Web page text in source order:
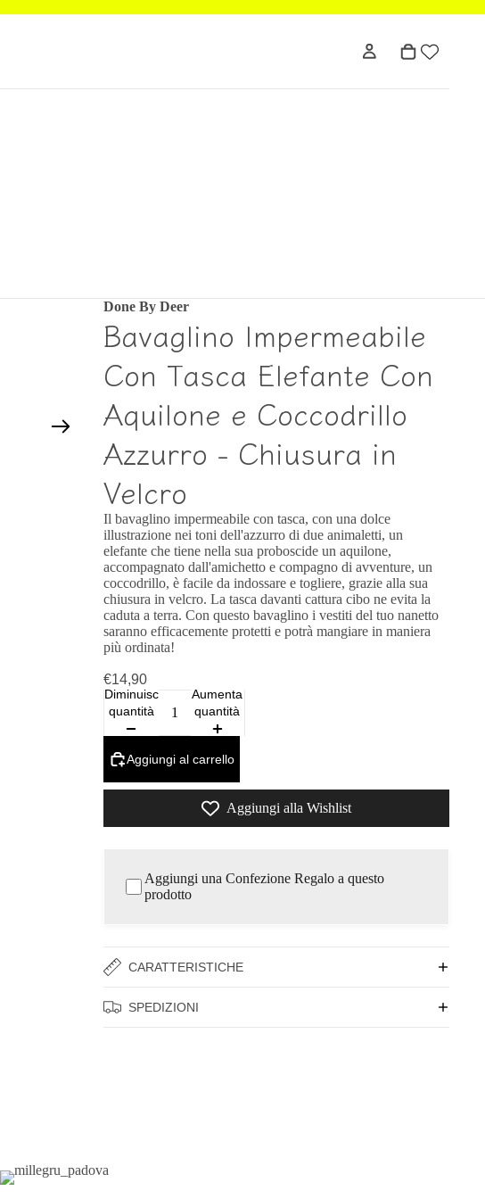
Done By Deer
Bavaglino Impermeabile
Con Tasca Elefante Con
Aquilone e Coccodrillo
Azzurro - Chiusura in
Velcro
Il bavaglino impermeabile con tasca, con una dolce
illustrazione nei toni dell'azzurro di due animaletti, un
elefante che tiene nella sua proboscide un aquilone,
accompagnato dall'amichetto e compagno di avventure, un
coccodrillo, è facile da indossare e togliere, grazie alla sua
chiusura in velcro. La tasca davanti cattura cibo ne evita la
caduta a terra. Con questo bavaglino i vestiti del tuo nanetto
saranno efficacemente protetti e potrà mangiare in maniera
più ordinata!
€14,90
Diminuisci
quantità
Aumenta
quantità
Aggiungi al carrello
Aggiungi alla Wishlist
Aggiungi una Confezione Regalo a questo
prodotto
CARATTERISTICHE
SPEDIZIONI